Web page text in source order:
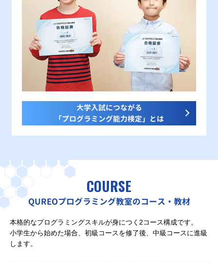
大学入試につながる
「プログラミング能力検定」とは
COURSE
QUREOプログラミング教室のコース・教材
本格的なプログラミングスキルが身につく2コース構成です。
小学生から始めた場合、初級コースを修了後、中級コースに進級
します。